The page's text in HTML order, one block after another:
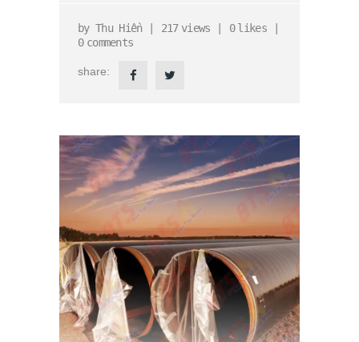
byThu Hiền 217 views 0 likes
0 comments
share: